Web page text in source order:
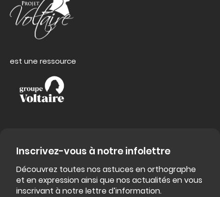
est une ressource
Inscrivez-vous à notre infolettre
Découvrez toutes nos astuces en orthographe
et en expression ainsi que nos actualités en vous
inscrivant à notre lettre d’information.